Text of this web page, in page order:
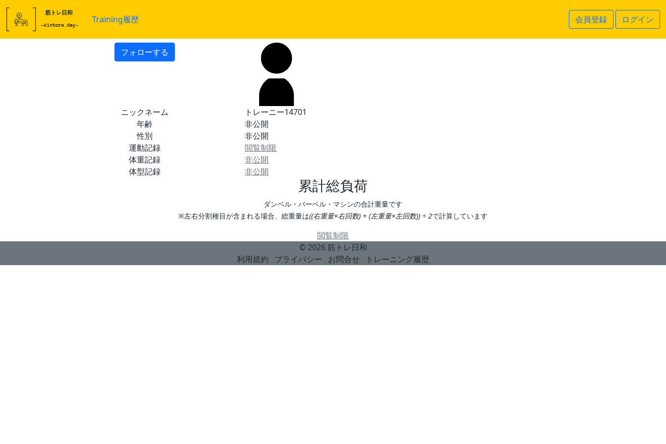
Training履歴 会員登録 ログイン
フォローする
ニックネーム
トレーニー14701
年齢
非公開
性別
非公開
運動記録
閲覧制限
体重記録
非公開
体型記録
非公開
累計総負荷
ダンベル・バーベル・マシンの合計重量です
※左右分割種目が含まれる場合、総重量は((右重量×右回数) + (左重量×左回数)) ÷ 2で計算しています
閲覧制限
© 2026 筋トレ日和
利用規約
プライバシー お問合せ トレーニング履歴